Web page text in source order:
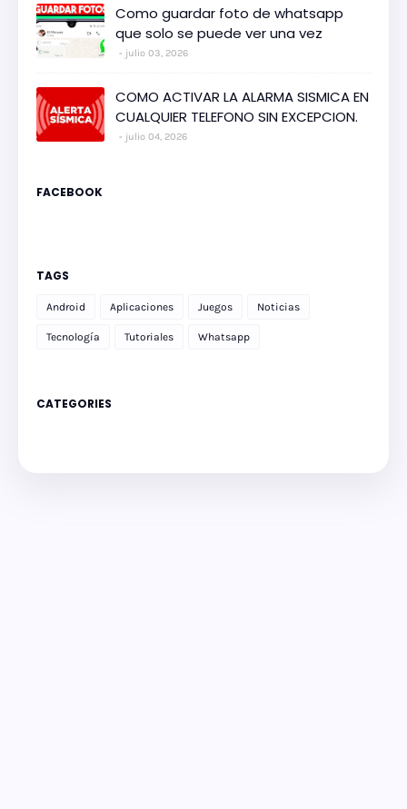
Como guardar foto de whatsapp
que solo se puede ver una vez
julio 03, 2026
COMO ACTIVAR LA ALARMA SISMICA EN
CUALQUIER TELEFONO SIN EXCEPCION.
julio 04, 2026
FACEBOOK
TAGS
Android Aplicaciones Juegos Noticias
Tecnología Tutoriales Whatsapp
CATEGORIES